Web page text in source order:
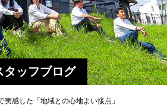
タッフブログ
感した「地域との心地よい接点」